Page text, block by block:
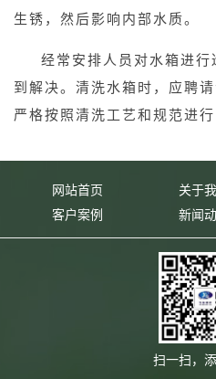
生锈，然后影响内部水质。
经常安排人员对水箱进
到解决。清洗水箱时，应聘
严格按照清洗工艺和规范进
网站首页 关于我
客户案例
新闻
扫一扫，